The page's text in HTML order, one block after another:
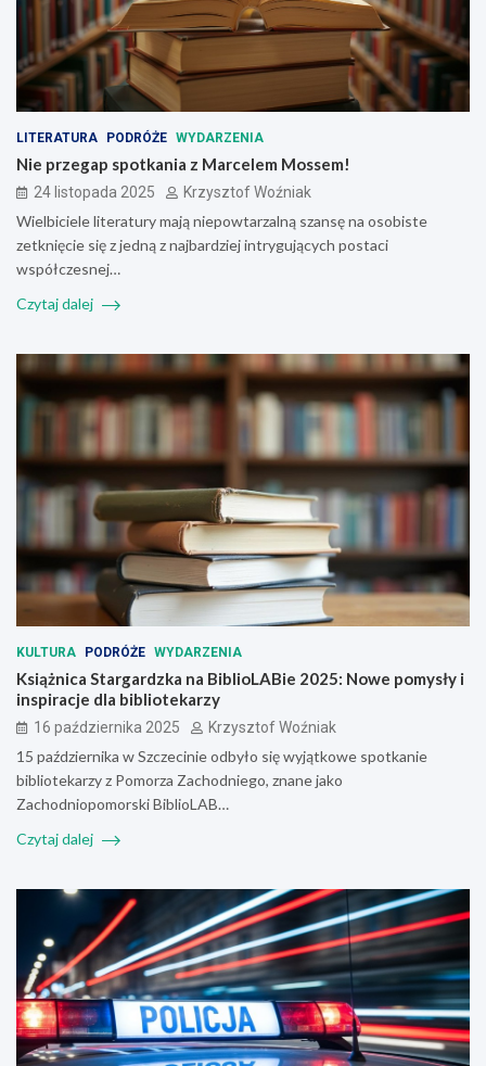
LITERATURA PODRÓŻE WYDARZENIA
Nie przegap spotkania z Marcelem Mossem!
24 listopada 2025 Krzysztof Woźniak
Wielbiciele literatury mają niepowtarzalną szansę na osobiste
zetknięcie się z jedną z najbardziej intrygujących postaci
współczesnej…
Czytaj dalej
KULTURA PODRÓŻE WYDARZENIA
Książnica Stargardzka na BiblioLABie 2025: Nowe pomysły i
inspiracje dla bibliotekarzy
16 października 2025 Krzysztof Woźniak
15 października w Szczecinie odbyło się wyjątkowe spotkanie
bibliotekarzy z Pomorza Zachodniego, znane jako
Zachodniopomorski BiblioLAB…
Czytaj dalej